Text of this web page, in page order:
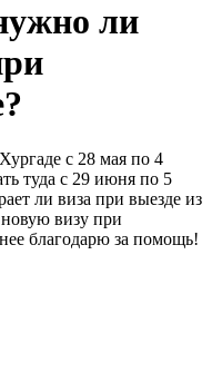
ли
с 28 мая по 4
туда с 29 июня по 5
ли виза при выезде из
визу при
благодарю за помощь!